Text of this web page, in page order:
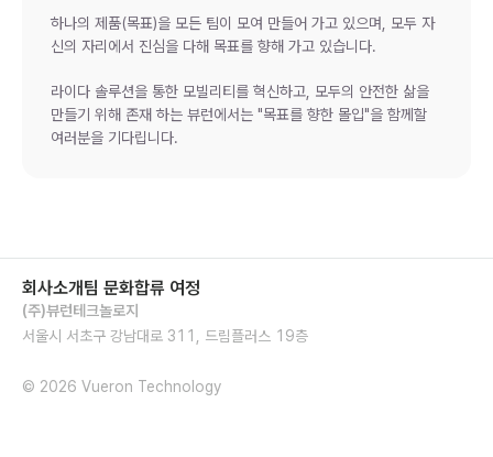
하나의 제품(목표)을 모든 팀이 모여 만들어 가고 있으며, 모두 자
신의 자리에서 진심을 다해 목표를 향해 가고 있습니다.
라이다 솔루션을 통한 모빌리티를 혁신하고, 모두의 안전한 삶을
만들기 위해 존재 하는 뷰런에서는 "목표를 향한 몰입"을 함께할
여러분을 기다립니다.
회사소개팀 문화합류 여정
(주)뷰런테크놀로지
서울시 서초구 강남대로 311, 드림플러스 19층
© 2026 Vueron Technology